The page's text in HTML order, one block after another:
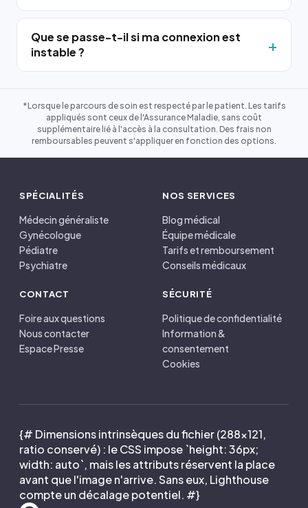
Que se passe-t-il si ma connexion est
instable ?
*Lorsque le parcours de soin est respecté par le patient. Les tarifs
appliqués sont ceux de l'Assurance Maladie, sans coût
supplémentaire lié à l'accès à la consultation. Des frais non
remboursables peuvent s'appliquer en fonction des options.
SPÉCIALITÉS
Médecin généraliste
Gynécologue
Pédiatre
Psychiatre
NOS SERVICES
Blog médical
Équipe médicale
Tarifs et remboursement
Conseils médicaux
CONTACT
Foire aux questions
Nous contacter
Espace Presse
SÉCURITÉ
Politique de confidentialité
Information &
consentement
Cookies
{# Dimensions intrinsèques du fichier (288×121,
ratio conservé) : le CSS impose `height: 36px;
width: auto`, mais les attributs réservent la place
avant que l'image n'arrive. Sans eux, Lighthouse
compte un décalage potentiel. #}